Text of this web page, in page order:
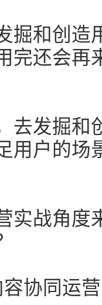
掘和创造
完还会再
去发掘和
用户的场
实战角度
协同运营